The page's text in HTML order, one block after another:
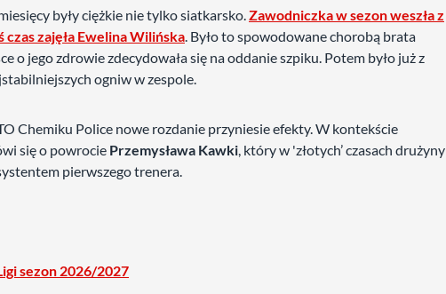
były ciężkie nie tylko siatkarsko.Zawodniczka w sezon weszła z
zajęła Ewelina Wilińska. Było to spowodowane chorobą brata
o jego zdrowie zdecydowała się na oddanie szpiku. Potem było już z
ogniw w zespole.
Chemiku Police nowe rozdanie przyniesie efekty. W kontekście
się o powrocie Przemysława Kawki, który w 'złotych’ czasach drużyny
pierwszego trenera.
sezon 2026/2027